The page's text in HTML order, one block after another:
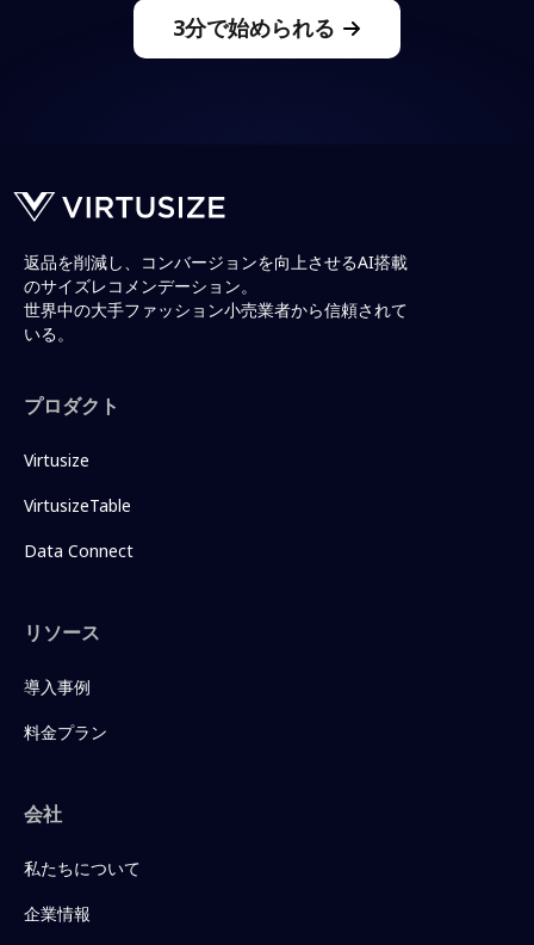
3分で始められる
返品を削減し、コンバージョンを向上させるAI搭載
のサイズレコメンデーション。
世界中の大手ファッション小売業者から信頼されて
いる。
プロダクト
Virtusize
VirtusizeTable
Data Connect
リソース
導入事例
料金プラン
会社
私たちについて
企業情報